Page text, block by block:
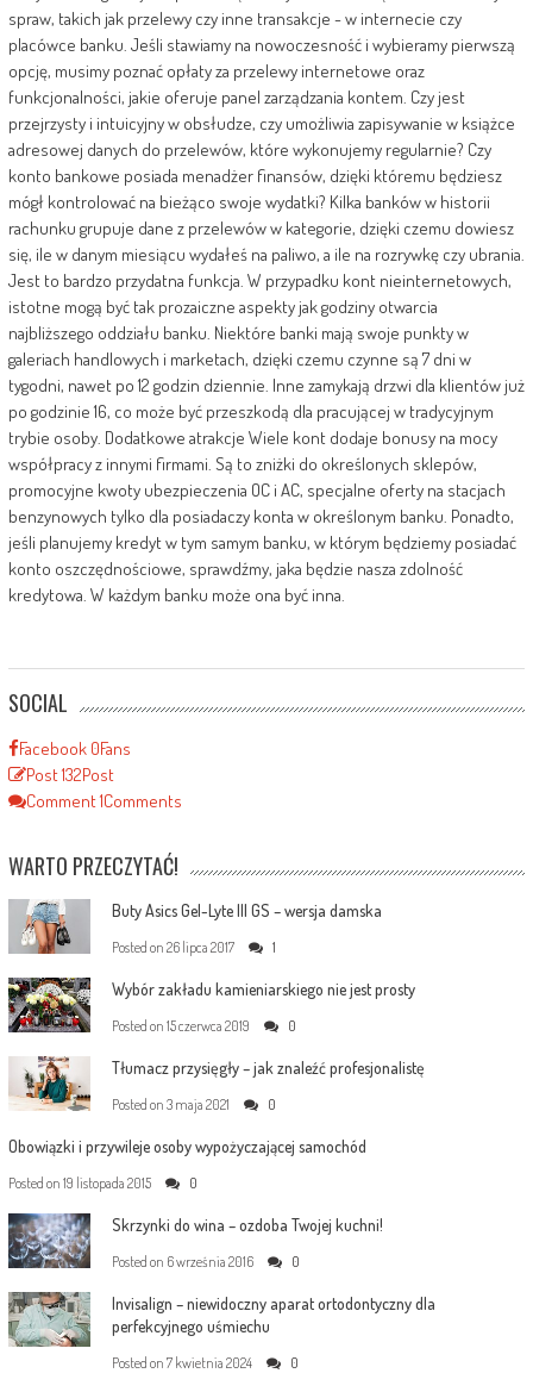
spraw, takich jak przelewy czy inne transakcje - w internecie czy
placówce banku. Jeśli stawiamy na nowoczesność i wybieramy pierwszą
opcję, musimy poznać opłaty za przelewy internetowe oraz
funkcjonalności, jakie oferuje panel zarządzania kontem. Czy jest
przejrzysty i intuicyjny w obsłudze, czy umożliwia zapisywanie w książce
adresowej danych do przelewów, które wykonujemy regularnie? Czy
konto bankowe posiada menadżer finansów, dzięki któremu będziesz
mógł kontrolować na bieżąco swoje wydatki? Kilka banków w historii
rachunku grupuje dane z przelewów w kategorie, dzięki czemu dowiesz
się, ile w danym miesiącu wydałeś na paliwo, a ile na rozrywkę czy ubrania.
Jest to bardzo przydatna funkcja. W przypadku kont nieinternetowych,
istotne mogą być tak prozaiczne aspekty jak godziny otwarcia
najbliższego oddziału banku. Niektóre banki mają swoje punkty w
galeriach handlowych i marketach, dzięki czemu czynne są 7 dni w
tygodni, nawet po 12 godzin dziennie. Inne zamykają drzwi dla klientów już
po godzinie 16, co może być przeszkodą dla pracującej w tradycyjnym
trybie osoby. Dodatkowe atrakcje Wiele kont dodaje bonusy na mocy
współpracy z innymi firmami. Są to zniżki do określonych sklepów,
promocyjne kwoty ubezpieczenia OC i AC, specjalne oferty na stacjach
benzynowych tylko dla posiadaczy konta w określonym banku. Ponadto,
jeśli planujemy kredyt w tym samym banku, w którym będziemy posiadać
konto oszczędnościowe, sprawdźmy, jaka będzie nasza zdolność
kredytowa. W każdym banku może ona być inna.
SOCIAL
Facebook 0Fans
Post132Post
Comment1Comments
WARTO PRZECZYTAĆ!
Buty Asics Gel-Lyte III GS – wersja damska
Posted on 26 lipca 2017 1
Wybór zakładu kamieniarskiego nie jest prosty
Posted on 15 czerwca 2019 0
Tłumacz przysięgły – jak znaleźć profesjonalistę
Posted on 3 maja 2021 0
Obowiązki i przywileje osoby wypożyczającej samochód
Posted on 19 listopada 2015 0
Skrzynki do wina – ozdoba Twojej kuchni!
Posted on 6 września 2016 0
Invisalign – niewidoczny aparat ortodontyczny dla
perfekcyjnego uśmiechu
Posted on 7 kwietnia 2024 0